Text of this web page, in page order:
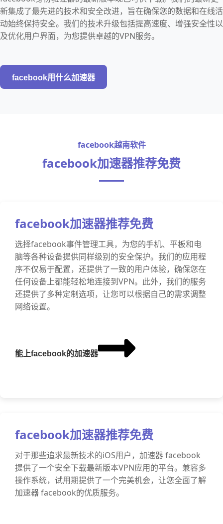
新集成了最先进的技术和安全改进，旨在确保您的数据和在线活
动始终保持安全。我们的技术升级包括提高速度、增强安全性以
及优化用户界面，为您提供卓越的VPN服务。
facebook用什么加速器
facebook越南软件
facebook加速器推荐免费
facebook加速器推荐免费
选择facebook事件管理工具，为您的手机、平板和电
脑等各种设备提供同样级别的安全保护。我们的应用程
序不仅易于配置，还提供了一致的用户体验，确保您在
任何设备上都能轻松地连接到VPN。此外，我们的服务
还提供了多种定制选项，让您可以根据自己的需求调整
网络设置。
能上facebook的加速器
facebook加速器推荐免费
对于那些追求最新技术的iOS用户，加速器 facebook
提供了一个安全下载最新版本VPN应用的平台。兼容多
操作系统，试用期提供了一个完美机会，让您全面了解
加速器 facebook的优质服务。